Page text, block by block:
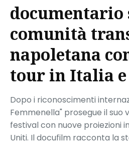
documentario
comunità
napoletana
tour in Italia
Dopo i riconoscimenti
Femmenella" prosegue il suo
festival con nuove proiezioni
Uniti. Il docufilm racconta la